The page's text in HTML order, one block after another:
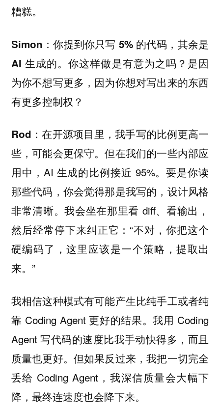
糟糕。
Simon：你提到你只写 5% 的代码，其余是
AI 生成的。你这样做是有意为之吗？是因
为你不想写更多，因为你想对写出来的东西
有更多控制权？
Rod：在开源项目里，我手写的比例更高一
些，可能会更保守。但在我们的一些内部应
用中，AI 生成的比例接近 95%。要是你读
那些代码，你会觉得那是我写的，设计风格
非常清晰。我会坐在那里看 diff、看输出，
然后经常停下来纠正它：“不对，你把这个
硬编码了，这里应该是一个策略，提取出
来。”
我相信这种模式有可能产生比纯手工或者纯
靠 Coding Agent 更好的结果。我用 Coding
Agent 写代码的速度比我手动快得多，而且
质量也更好。但如果反过来，我把一切完全
丢给 Coding Agent，我深信质量会大幅下
降，最终连速度也会降下来。